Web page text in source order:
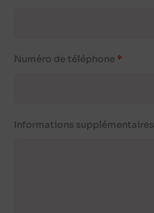
Numéro de téléphone
Informations supplémentaires